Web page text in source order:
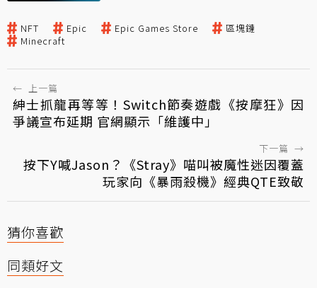
NFT Epic Epic Games Store
區塊鏈
Minecraft
← 上一篇
紳士抓龍再等等！Switch節奏遊戲《按摩狂》因
爭議宣布延期 官網顯示「維護中」
下一篇 →
按下Y喊Jason？《Stray》喵叫被魔性迷因覆蓋
玩家向《暴雨殺機》經典QTE致敬
猜你喜歡
同類好文